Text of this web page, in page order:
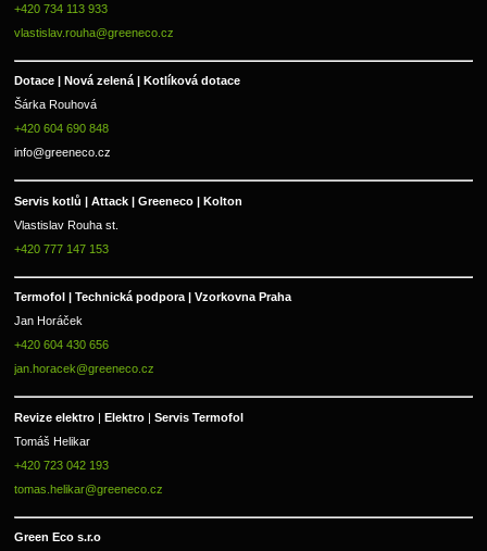
+420 734 113 933
vlastislav.rouha@greeneco.cz
Dotace | Nová zelená | Kotlíková dotace
Šárka Rouhová
+420 604 690 848
info@greeneco.cz
Servis kotlů | Attack | Greeneco | Kolton
Vlastislav Rouha st.
+420 777 147 153
Termofol | Technická podpora | Vzorkovna Praha
Jan Horáček
+420 604 430 656
jan.horacek@greeneco.cz
Revize elektro | Elektro | Servis Termofol
Tomáš Helikar
+420 723 042 193
tomas.helikar@greeneco.cz
Green Eco s.r.o